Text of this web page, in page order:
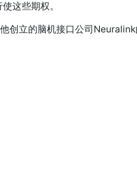
这些期权。
创立的脑机接口公司